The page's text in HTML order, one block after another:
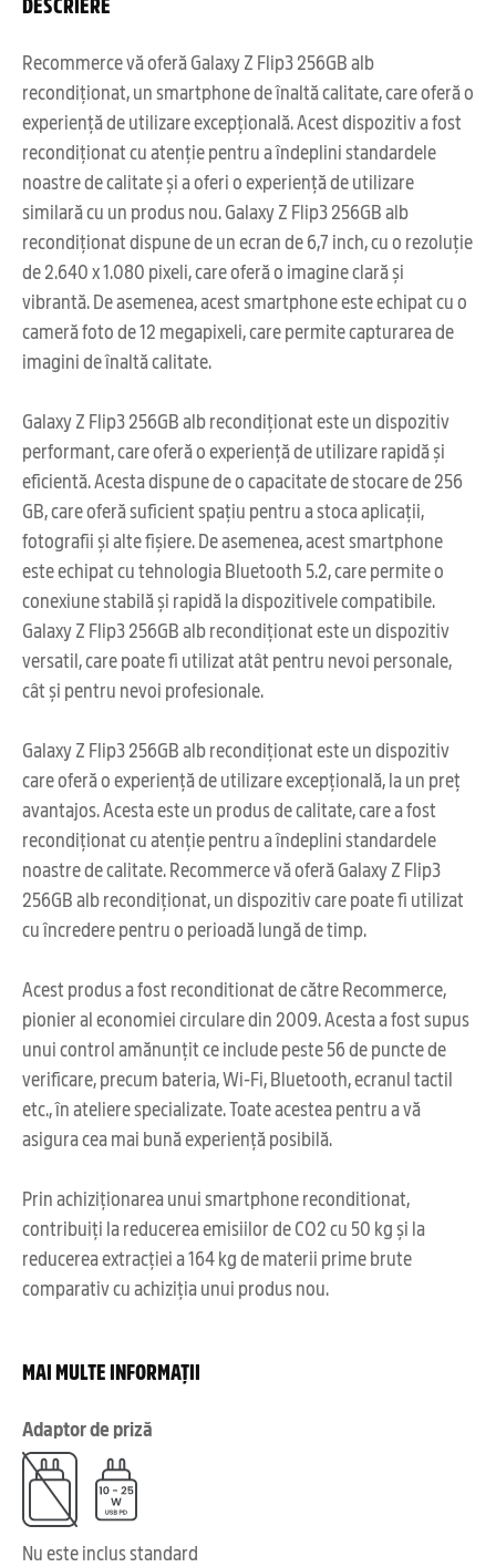
Recommerce vă oferă Galaxy Z Flip3 256GB alb
recondiționat, un smartphone de înaltă calitate, care oferă o
experiență de utilizare excepțională. Acest dispozitiv a fost
recondiționat cu atenție pentru a îndeplini standardele
noastre de calitate și a oferi o experiență de utilizare
similară cu un produs nou. Galaxy Z Flip3 256GB alb
recondiționat dispune de un ecran de 6,7 inch, cu o rezoluție
de 2.640 x 1.080 pixeli, care oferă o imagine clară și
vibrantă. De asemenea, acest smartphone este echipat cu o
cameră foto de 12 megapixeli, care permite capturarea de
imagini de înaltă calitate.
Galaxy Z Flip3 256GB alb recondiționat este un dispozitiv
performant, care oferă o experiență de utilizare rapidă și
eficientă. Acesta dispune de o capacitate de stocare de 256
GB, care oferă suficient spațiu pentru a stoca aplicații,
fotografii și alte fișiere. De asemenea, acest smartphone
este echipat cu tehnologia Bluetooth 5.2, care permite o
conexiune stabilă și rapidă la dispozitivele compatibile.
Galaxy Z Flip3 256GB alb recondiționat este un dispozitiv
versatil, care poate fi utilizat atât pentru nevoi personale,
cât și pentru nevoi profesionale.
Galaxy Z Flip3 256GB alb recondiționat este un dispozitiv
care oferă o experiență de utilizare excepțională, la un preț
avantajos. Acesta este un produs de calitate, care a fost
recondiționat cu atenție pentru a îndeplini standardele
noastre de calitate. Recommerce vă oferă Galaxy Z Flip3
256GB alb recondiționat, un dispozitiv care poate fi utilizat
cu încredere pentru o perioadă lungă de timp.
Acest produs a fost reconditionat de către Recommerce,
pionier al economiei circulare din 2009. Acesta a fost supus
unui control amănunțit ce include peste 56 de puncte de
verificare, precum bateria, Wi-Fi, Bluetooth, ecranul tactil
etc., în ateliere specializate. Toate acestea pentru a vă
asigura cea mai bună experiență posibilă.
Prin achiziționarea unui smartphone reconditionat,
contribuiți la reducerea emisiilor de CO2 cu 50 kg și la
reducerea extracției a 164 kg de materii prime brute
comparativ cu achiziția unui produs nou.
MAI MULTE INFORMAȚII
Adaptor de priză
Nu este inclus standard